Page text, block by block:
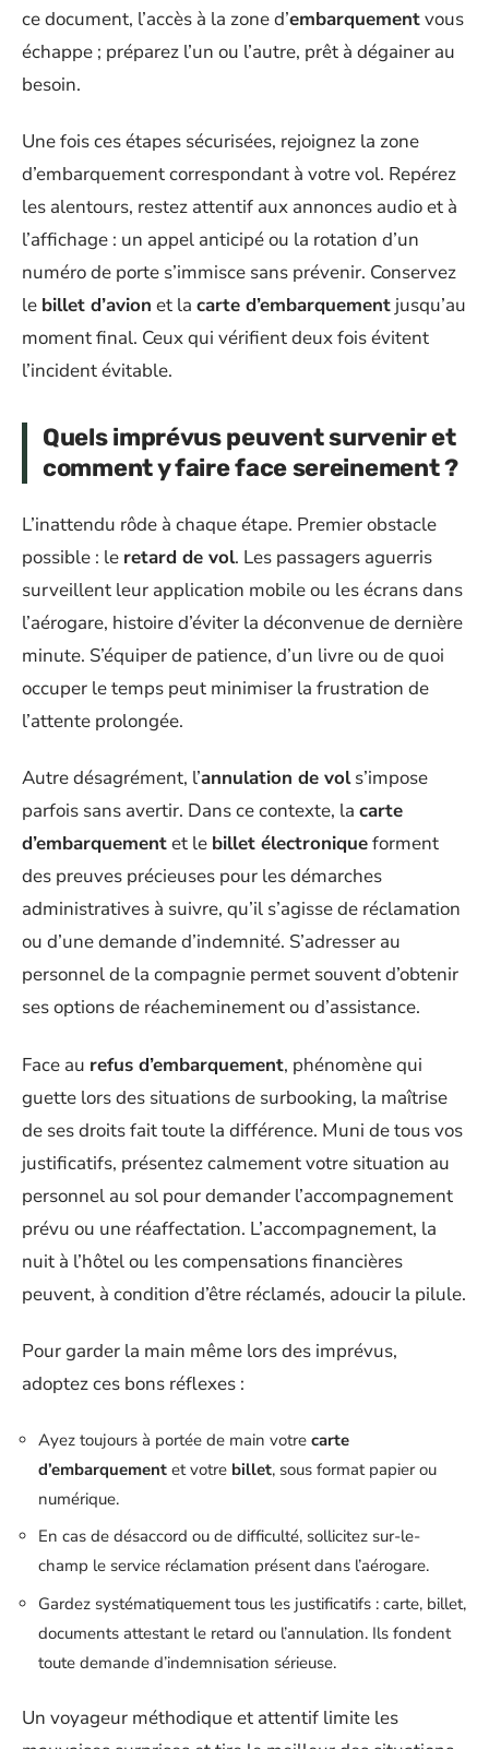
ce document, l’accès à la zone d’embarquementvous
échappe ; préparez l’un ou l’autre, prêt à dégainer au
besoin.
Une fois ces étapes sécurisées, rejoignez la zone
d’embarquement correspondant à votre vol. Repérez
les alentours, restez attentif aux annonces audio et à
l’affichage : un appel anticipé ou la rotation d’un
numéro de porte s’immisce sans prévenir. Conservez
le billet d’avion et la carte d’embarquement jusqu’au
moment final. Ceux qui vérifient deux fois évitent
l’incident évitable.
Quels imprévus peuvent survenir et
comment y faire face sereinement ?
L’inattendu rôde à chaque étape. Premier obstacle
possible : le retard de vol. Les passagers aguerris
surveillent leur application mobile ou les écrans dans
l’aérogare, histoire d’éviter la déconvenue de dernière
minute. S’équiper de patience, d’un livre ou de quoi
occuper le temps peut minimiser la frustration de
l’attente prolongée.
Autre désagrément, l’annulation de vols’impose
parfois sans avertir. Dans ce contexte, la carte
d’embarquementet le billet électroniqueforment
des preuves précieuses pour les démarches
administratives à suivre, qu’il s’agisse de réclamation
ou d’une demande d’indemnité. S’adresser au
personnel de la compagnie permet souvent d’obtenir
ses options de réacheminement ou d’assistance.
Face au refus d’embarquement, phénomène qui
guette lors des situations de surbooking, la maîtrise
de ses droits fait toute la différence. Muni de tous vos
justificatifs, présentez calmement votre situation au
personnel au sol pour demander l’accompagnement
prévu ou une réaffectation. L’accompagnement, la
nuit à l’hôtel ou les compensations financières
peuvent, à condition d’être réclamés, adoucir la pilule.
Pour garder la main même lors des imprévus,
adoptez ces bons réflexes :
Ayez toujours à portée de main votre carte
d’embarquement et votre billet, sous format papier ou
numérique.
En cas de désaccord ou de difficulté, sollicitez sur-le-
champ le service réclamation présent dans l’aérogare.
Gardez systématiquement tous les justificatifs : carte, billet,
documents attestant le retard ou l’annulation. Ils fondent
toute demande d’indemnisation sérieuse.
Un voyageur méthodique et attentif limite les